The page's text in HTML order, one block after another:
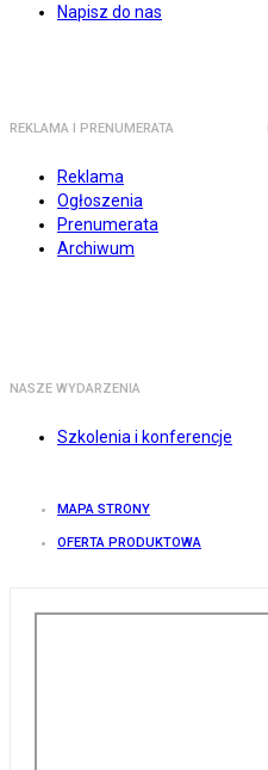
Napisz do nas
REKLAMA I PRENUMERATA
Reklama
Ogłoszenia
Prenumerata
Archiwum
NASZE WYDARZENIA
Szkolenia i konferencje
MAPA STRONY
OFERTA PRODUKTOWA